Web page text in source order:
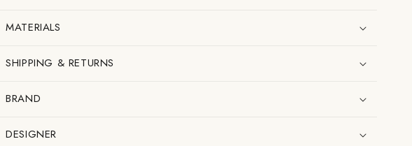
ペ
ン
ン
ト
ン
数
ン
ト
MATERIALS
SHIPPING & RETURNS
BRAND
DESIGNER